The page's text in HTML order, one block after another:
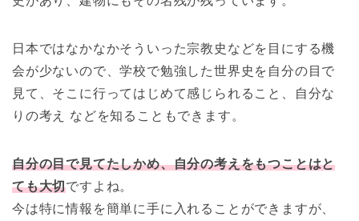
日本ではなかなかそういった宗教史などを目にする機
会が少ないので、学校で勉強した世界史を自分の目で
見て、そこに行ってはじめて感じられること、自分な
りの考え などを知ることもできます。
自分の目で見てたしかめ、自分の考えをもつことはと
ても大切ですよね。
今は特に情報を簡単に手に入れることができますが、